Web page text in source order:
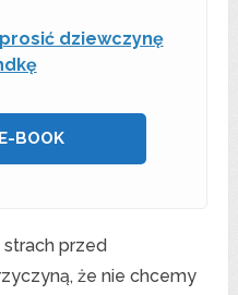
dziewczynę
BOOK
przed
że nie chcemy